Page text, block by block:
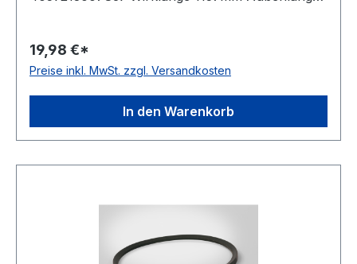
Norm DIN 7753 Material Neoprene Zugstrang
Polyester Breite 12,7mm Höhe 10mm
19,98 €*
Preise inkl. MwSt. zzgl. Versandkosten
In den Warenkorb